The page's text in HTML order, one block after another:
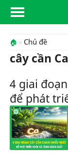
🏠 Chủ đề
cây cần
4 giai
để phát